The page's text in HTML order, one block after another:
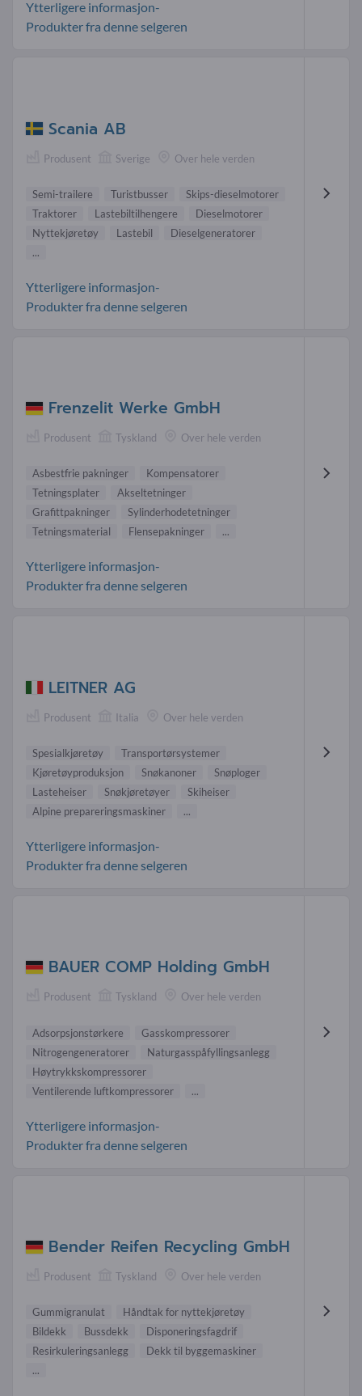
Ytterligere informasjon-
Produkter fra denne selgeren
Scania AB
Produsent Sverige Over hele verden
Semi-trailere Turistbusser
Skips-dieselmotorer
Traktorer
Lastebiltilhengere
Dieselmotorer
Nyttekjøretøy
Lastebil
Dieselgeneratorer
...
Ytterligere informasjon-
Produkter fra denne selgeren
Frenzelit Werke GmbH
Produsent Tyskland Over hele verden
Asbestfrie pakninger
Kompensatorer
Tetningsplater
Akseltetninger
Grafittpakninger
Sylinderhodetetninger
Tetningsmaterial
Flensepakninger ...
Ytterligere informasjon-
Produkter fra denne selgeren
LEITNER AG
Produsent Italia Over hele verden
Spesialkjøretøy
Transportørsystemer
Kjøretøyproduksjon
Snøkanoner
Snøploger
Lasteheiser
Snøkjøretøyer
Skiheiser
Alpine prepareringsmaskiner
...
Ytterligere informasjon-
Produkter fra denne selgeren
BAUER COMP Holding GmbH
Produsent Tyskland Over hele verden
Adsorpsjonstørkere
Gasskompressorer
Nitrogengeneratorer
Naturgasspåfyllingsanlegg
Høytrykkskompressorer
Ventilerende luftkompressorer
...
Ytterligere informasjon-
Produkter fra denne selgeren
Bender Reifen Recycling GmbH
Produsent Tyskland Over hele verden
Gummigranulat
Håndtak for nyttekjøretøy
Bildekk
Bussdekk
Disponeringsfagdrif
Resirkuleringsanlegg
Dekk til byggemaskiner
...